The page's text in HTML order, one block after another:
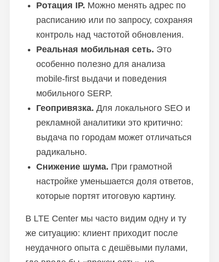
Ротация IP. Можно менять адрес по
расписанию или по запросу, сохраняя
контроль над частотой обновления.
Реальная мобильная сеть. Это
особенно полезно для анализа
mobile-first выдачи и поведения
мобильного SERP.
Геопривязка. Для локального SEO и
рекламной аналитики это критично:
выдача по городам может отличаться
радикально.
Снижение шума. При грамотной
настройке уменьшается доля ответов,
которые портят итоговую картину.
В LTE Center мы часто видим одну и ту
же ситуацию: клиент приходит после
неудачного опыта с дешёвыми пулами,